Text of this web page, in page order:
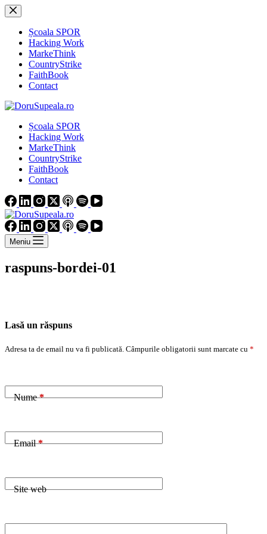
Sari
la
conținutȘcoala SPOR
Hacking Work
MarkeThink
CountryStrike
FaithBook
Contact
Școala SPOR
Hacking Work
MarkeThink
CountryStrike
FaithBook
Contact
Meniu
raspuns-bordei-01
Lasă un răspuns
Adresa ta de email nu va fi publicată. Câmpurile obligatorii sunt marcate cu *
Nume*
Email*
Site web